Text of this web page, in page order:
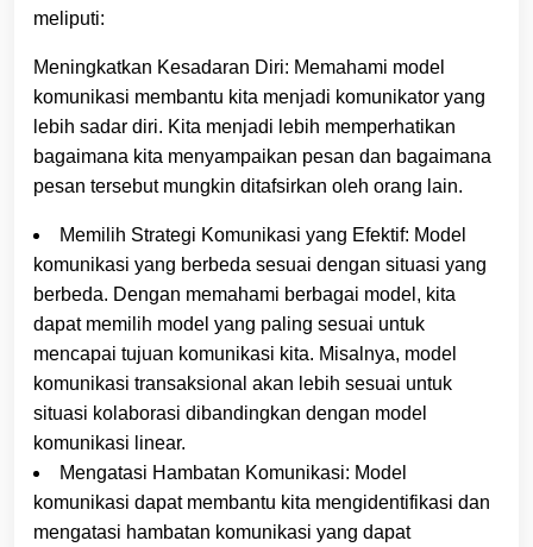
meliputi:
Meningkatkan Kesadaran Diri: Memahami model
komunikasi membantu kita menjadi komunikator yang
lebih sadar diri. Kita menjadi lebih memperhatikan
bagaimana kita menyampaikan pesan dan bagaimana
pesan tersebut mungkin ditafsirkan oleh orang lain.
Memilih Strategi Komunikasi yang Efektif: Model
komunikasi yang berbeda sesuai dengan situasi yang
berbeda. Dengan memahami berbagai model, kita
dapat memilih model yang paling sesuai untuk
mencapai tujuan komunikasi kita. Misalnya, model
komunikasi transaksional akan lebih sesuai untuk
situasi kolaborasi dibandingkan dengan model
komunikasi linear.
Mengatasi Hambatan Komunikasi: Model
komunikasi dapat membantu kita mengidentifikasi dan
mengatasi hambatan komunikasi yang dapat